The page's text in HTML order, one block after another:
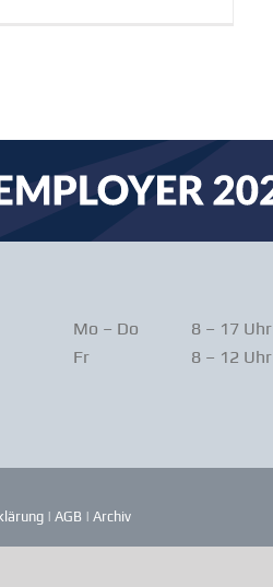
Mo – Do
8 – 17 Uhr
Fr
8 – 12 Uhr
| AGB | Archiv